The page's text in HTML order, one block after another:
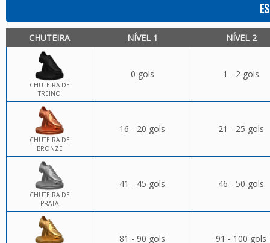
CHUTEIRA NÍVEL 1 NÍVEL 2
CHUTEIRA DE
TREINO
0 gols 1 - 2 gols
CHUTEIRA DE
BRONZE
16 - 20 gols 21 - 25 gols
CHUTEIRA DE
PRATA
41 - 45 gols 46 - 50 gols
81 - 90 gols 91 - 100 gols